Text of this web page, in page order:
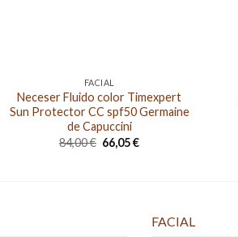
FACIAL
Neceser Fluido color Timexpert
Sun Protector CC spf50 Germaine
de Capuccini
84,00€ El
precio
66,05€El
FACIAL